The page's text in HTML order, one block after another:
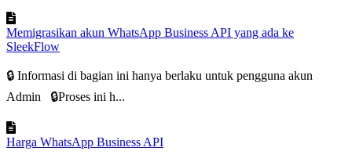
Memigrasikan akun WhatsApp Business API yang ada ke
SleekFlow
🔒 Informasi di bagian ini hanya berlaku untuk pengguna akun
Admin 🔒Proses ini h...
Harga WhatsApp Business API